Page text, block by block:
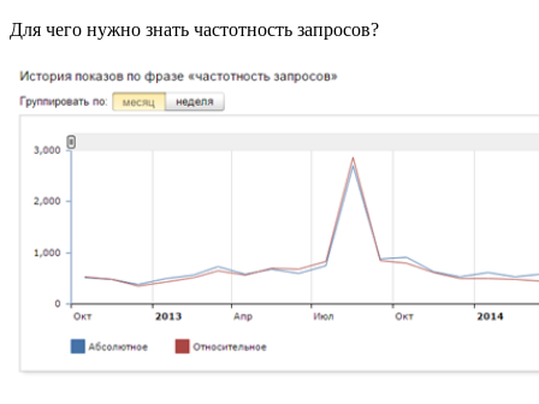
Для чего нужно знать частотность запросов?